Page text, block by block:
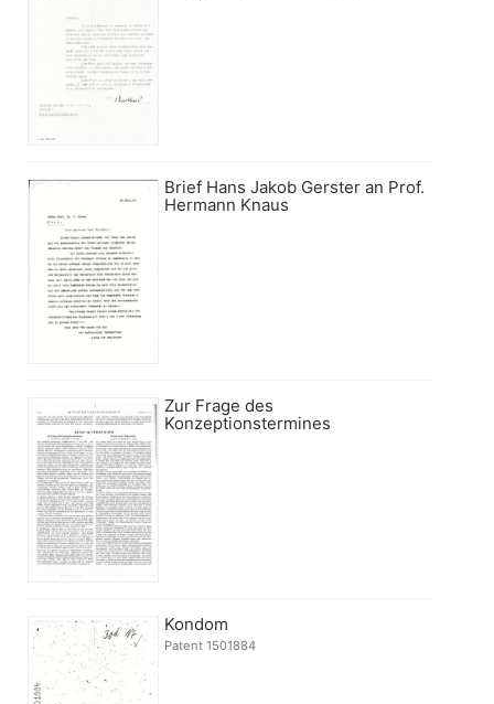
Brief Hans Jakob Gerster an Prof.
Hermann Knaus
Zur Frage des
Konzeptionstermines
Kondom
Patent 1501884